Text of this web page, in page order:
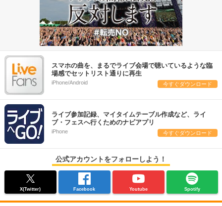
スマホの曲を、まるでライブ会場で聴いているような臨
場感でセットリスト通りに再生
iPhone/Android 今すぐダウンロード
ライブ参加記録、マイタイムテーブル作成など、ライ
ブ・フェスへ行くためのナビアプリ
iPhone 今すぐダウンロード
公式アカウントをフォローしよう！
X(Twitter) Facebook Youtube Spotify